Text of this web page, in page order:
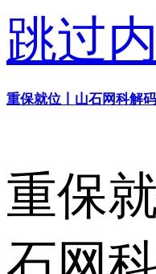
跳过
重保就位丨山石网科解
重保